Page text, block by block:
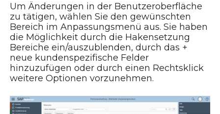
Um Änderungen in der Benutzeroberfläche
zu tätigen, wählen Sie den gewünschten
Bereich im Anpassungsmenü aus. Sie haben
die Möglichkeit durch die Hakensetzung
Bereiche ein/auszublenden, durch das +
neue kundenspezifische Felder
hinzuzufügen oder durch einen Rechtsklick
weitere Optionen vorzunehmen.